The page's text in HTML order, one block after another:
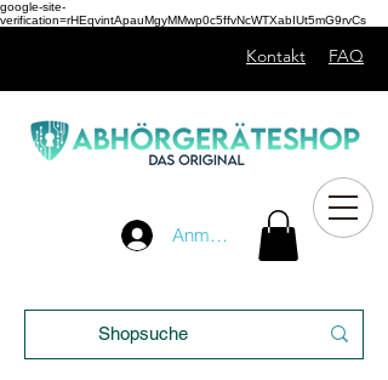
google-site-
verification=rHEqvintApauMgyMMwp0c5ffvNcWTXabIUt5mG9rvCs
Anmelden
Kontakt FAQ